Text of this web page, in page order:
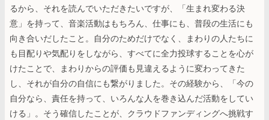
るから、それを読んでいただきたいですが、「生まれ変わる決
意」を持って、音楽活動はもちろん、仕事にも、普段の生活にも
向き合いだしたこと。自分のためだけでなく、まわりの人たちに
も目配りや気配りをしながら、すべてに全力投球することを心が
けたことで、まわりからの評価も見違えるように変わってきた
し、それが自分の自信にも繋がりました。その経験から、「今の
自分なら、責任を持って、いろんな人を巻き込んだ活動をしてい
ける」。そう確信したことが、クラウドファンディングへ挑戦す